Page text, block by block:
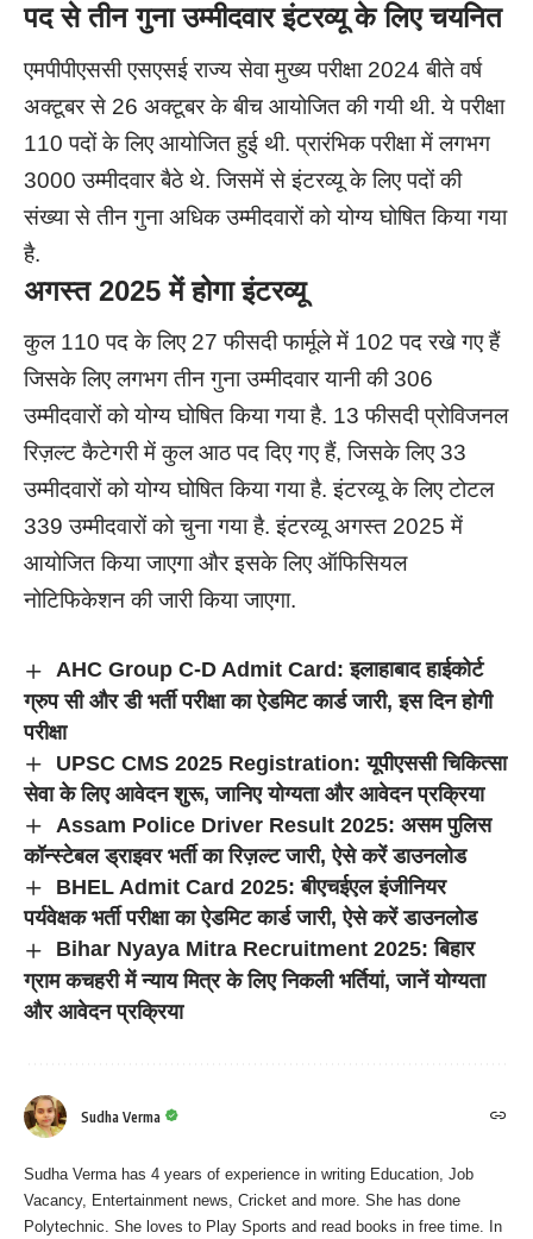
पद से तीन गुना उम्मीदवार इंटरव्यू के लिए चयनित
एमपीपीएससी एसएसई राज्य सेवा मुख्य परीक्षा 2024 बीते वर्ष
अक्टूबर से 26 अक्टूबर के बीच आयोजित की गयी थी. ये परीक्षा
110 पदों के लिए आयोजित हुई थी. प्रारंभिक परीक्षा में लगभग
3000 उम्मीदवार बैठे थे. जिसमें से इंटरव्यू के लिए पदों की
संख्या से तीन गुना अधिक उम्मीदवारों को योग्य घोषित किया गया
है.
अगस्त 2025 में होगा इंटरव्यू
कुल 110 पद के लिए 27 फीसदी फार्मूले में 102 पद रखे गए हैं
जिसके लिए लगभग तीन गुना उम्मीदवार यानी की 306
उम्मीदवारों को योग्य घोषित किया गया है. 13 फीसदी प्रोविजनल
रिज़ल्ट कैटेगरी में कुल आठ पद दिए गए हैं, जिसके लिए 33
उम्मीदवारों को योग्य घोषित किया गया है. इंटरव्यू के लिए टोटल
339 उम्मीदवारों को चुना गया है. इंटरव्यू अगस्त 2025 में
आयोजित किया जाएगा और इसके लिए ऑफिसियल
नोटिफिकेशन की जारी किया जाएगा.
AHC Group C-D Admit Card: इलाहाबाद हाईकोर्ट
ग्रुप सी और डी भर्ती परीक्षा का ऐडमिट कार्ड जारी, इस दिन होगी
परीक्षा
UPSC CMS 2025 Registration: यूपीएससी चिकित्सा
सेवा के लिए आवेदन शुरू, जानिए योग्यता और आवेदन प्रक्रिया
Assam Police Driver Result 2025: असम पुलिस
कॉन्स्टेबल ड्राइवर भर्ती का रिज़ल्ट जारी, ऐसे करें डाउनलोड
BHEL Admit Card 2025: बीएचईएल इंजीनियर
पर्यवेक्षक भर्ती परीक्षा का ऐडमिट कार्ड जारी, ऐसे करें डाउनलोड
Bihar Nyaya Mitra Recruitment 2025: बिहार
ग्राम कचहरी में न्याय मित्र के लिए निकली भर्तियां, जानें योग्यता
और आवेदन प्रक्रिया
Sudha Verma
Sudha Verma has 4 years of experience in writing Education, Job
Vacancy, Entertainment news, Cricket and more. She has done
Polytechnic. She loves to Play Sports and read books in free time. In